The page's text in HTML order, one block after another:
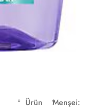
Ürün
Menşei: